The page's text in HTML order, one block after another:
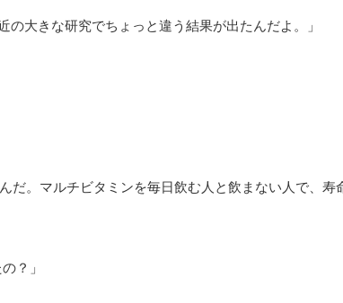
大きな研究でちょっと違う結果が出たんだよ。」
。マルチビタミンを毎日飲む人と飲まない人で、寿
？」